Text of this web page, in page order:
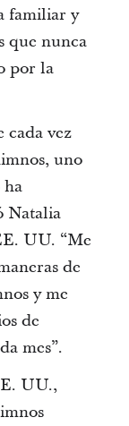
familiar y
que nunca
por la
cada vez
uno
ha
Natalia
UU. “Me
de
y me
de
mes”.
UU.,